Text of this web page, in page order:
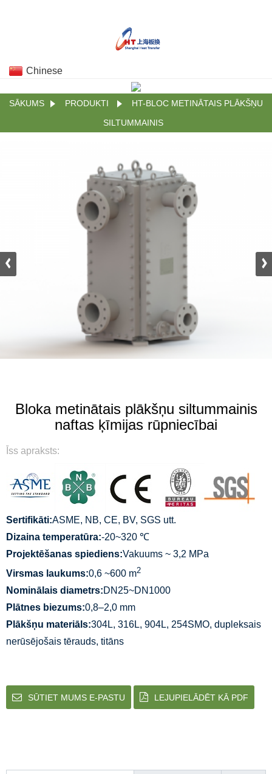
Chinese
SĀKUMS PRODUKTI
HT-BLOC METINĀTAIS PLĀKŠŅU
SILTUMMAINIS
Bloka metinātais plākšņu siltummainis
naftas ķīmijas rūpniecībai
Īss apraksts:
Sertifikāti:ASME, NB, CE, BV, SGS utt.
Dizaina temperatūra:-20~320 ℃
Projektēšanas spiediens:Vakuums ~ 3,2 MPa
Virsmas laukums:0,6 ~600 m2
Nominālais diametrs:DN25~DN1000
Plātnes biezums:0,8–2,0 mm
Plākšņu materiāls:304L, 316L, 904L, 254SMO, dupleksais
nerūsējošais tērauds, titāns
SŪTIET MUMS E-PASTU LEJUPIELĀDĒT KĀ PDF